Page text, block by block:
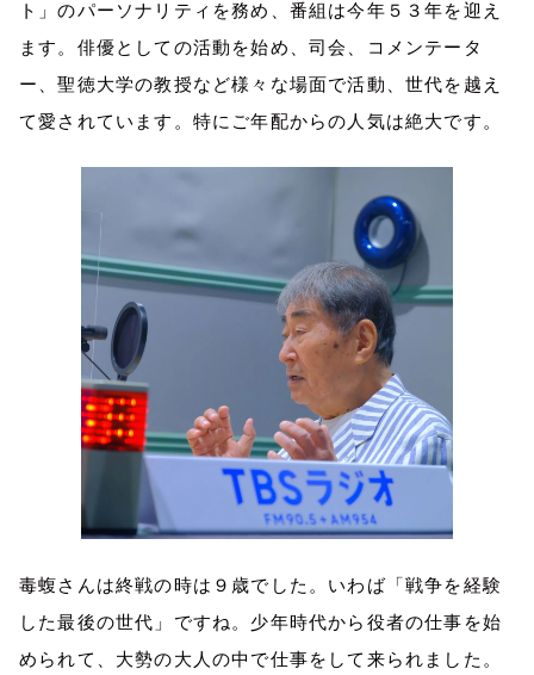
ト」のパーソナリティを務め、番組は今年５３年を迎え
ます。俳優としての活動を始め、司会、コメンテータ
ー、聖徳大学の教授など様々な場面で活動、世代を越え
て愛されています。特にご年配からの人気は絶大です。
毒蝮さんは終戦の時は９歳でした。いわば「戦争を経験
した最後の世代」ですね。少年時代から役者の仕事を始
められて、大勢の大人の中で仕事をして来られました。